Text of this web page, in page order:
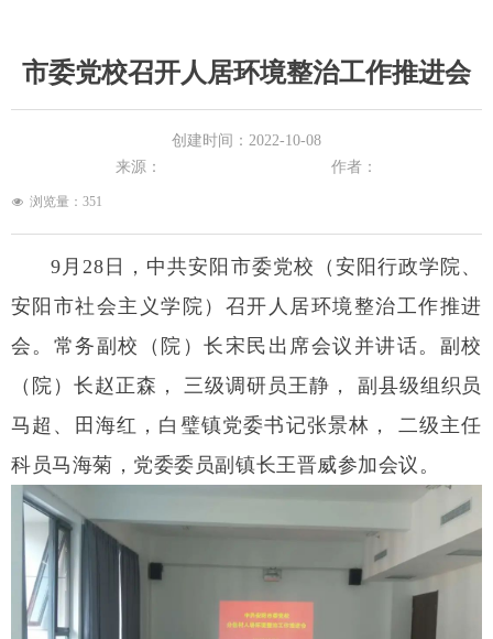
市委党校召开人居环境整治工作推进会
创建时间： 2022-10-08
9月28日，中共安阳市委党校（安阳行政学院、
安阳市社会主义学院）召开人居环境整治工作推进
会。常务副校（院）长宋民出席会议并讲话。副校
（院）长赵正森， 三级调研员王静， 副县级组织员
马超、田海红，白璧镇党委书记张景林， 二级主任
科员马海菊，党委委员副镇长王晋威参加会议。
넶 浏览量： 351
来源： 作者：